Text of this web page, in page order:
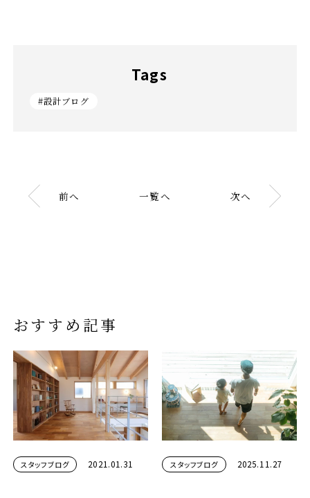
Tags
#設計ブログ
前へ 一覧へ 次へ
おすすめ記事
スタッフブログ 2021.01.31 スタッフブログ 2025.11.27